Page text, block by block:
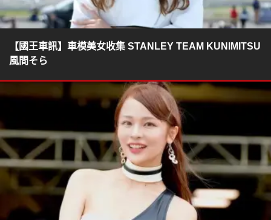
【國王車訊】車模美女收集 STANLEY TEAM KUNIMITSU
風間そら